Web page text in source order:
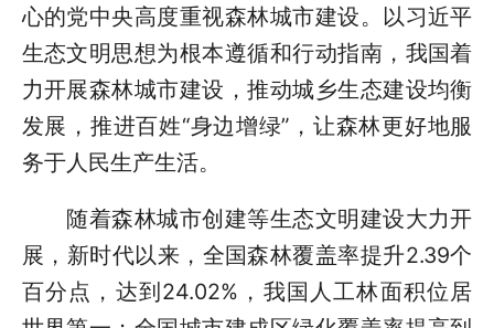
心的党中央高度重视森林城市建设。以习近平
生态文明思想为根本遵循和行动指南，我国着
力开展森林城市建设，推动城乡生态建设均衡
发展，推进百姓“身边增绿”，让森林更好地服
务于人民生产生活。
随着森林城市创建等生态文明建设大力开
展，新时代以来，全国森林覆盖率提升2.39个
百分点，达到24.02%，我国人工林面积位居